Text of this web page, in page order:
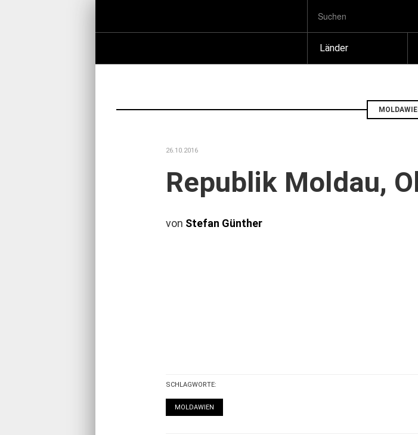
springen
Länder
26.10.2016
Republik Moldau,
von Stefan Günther
SCHLAGWORTE:
MOLDAWIEN